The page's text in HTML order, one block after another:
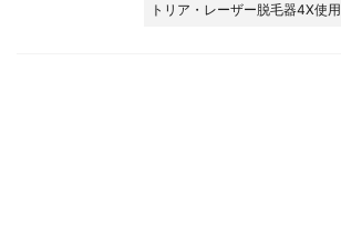
トリア・レーザー脱毛器4X使用